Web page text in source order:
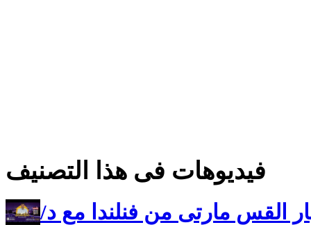
فيديوهات فى هذا التصنيف
القس مارتى من فنلندا مع د/